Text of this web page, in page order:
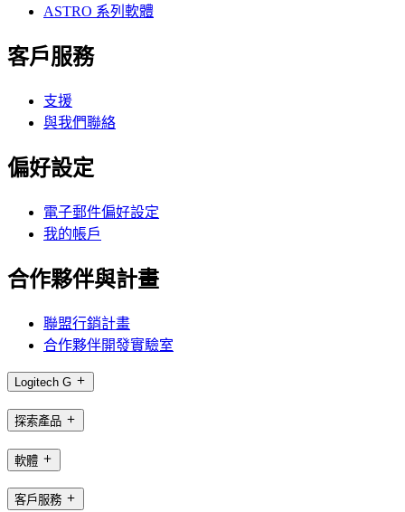
ASTRO 系列軟體
客戶服務
支援
與我們聯絡
偏好設定
電子郵件偏好設定
我的帳戶
合作夥伴與計畫
聯盟行銷計畫
合作夥伴開發實驗室
Logitech G
探索產品
軟體
客戶服務